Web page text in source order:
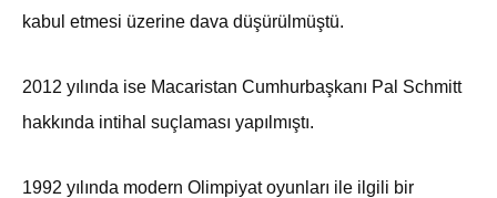
kabul etmesi üzerine dava düşürülmüştü.
2012 yılında ise Macaristan Cumhurbaşkanı Pal Schmitt
hakkında intihal suçlaması yapılmıştı.
1992 yılında modern Olimpiyat oyunları ile ilgili bir